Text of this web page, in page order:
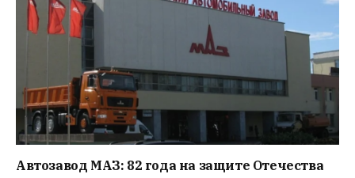
Автозавод МАЗ: 82 года на защите Отечества